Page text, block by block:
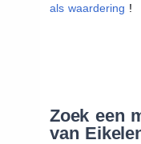
als waardering !
Zoek een
van